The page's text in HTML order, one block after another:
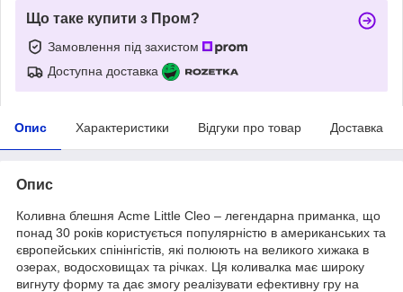
Що таке купити з Пром?
Замовлення під захистом
Доступна доставка
Опис Характеристики Відгуки про товар Доставка
Опис
Коливна блешня Acme Little Cleo – легендарна приманка, що
понад 30 років користується популярністю в американських та
європейських спінінгістів, які полюють на великого хижака в
озерах, водосховищах та річках. Ця коливалка має широку
вигнуту форму та дає змогу реалізувати ефективну гру на